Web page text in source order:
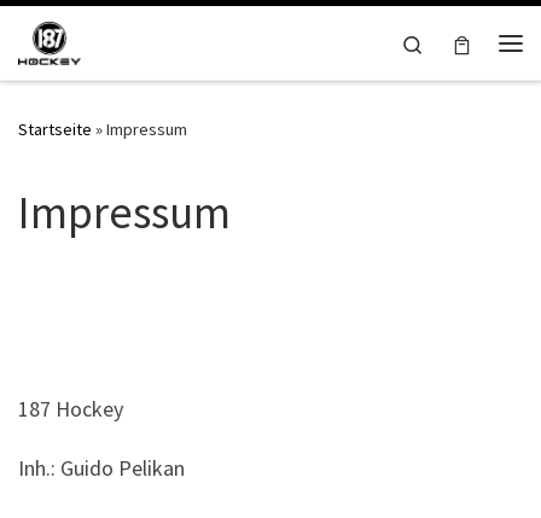
Zum Inhalt springen
Search
Startseite »Impressum
Impressum
187 Hockey
Inh.: Guido Pelikan